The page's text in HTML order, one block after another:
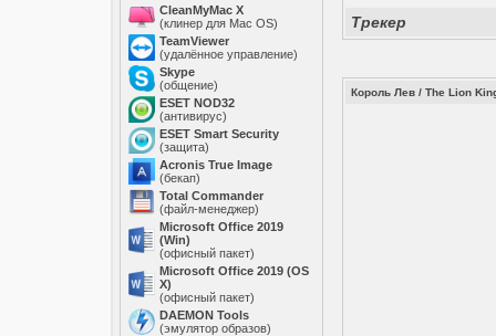
CleanMyMac X
(клинер для Mac OS)
TeamViewer
(удалённое управление)
Skype
(общение)
ESET NOD32
(антивирус)
ESET Smart Security
(защита)
Acronis True Image
(бекап)
Total Commander
(файл-менеджер)
Microsoft Office 2019
(Win)
(офисный пакет)
Microsoft Office 2019 (OS
X)
(офисный пакет)
DAEMON Tools
(эмулятор образов)
Трекер
Король Лев / The Lion